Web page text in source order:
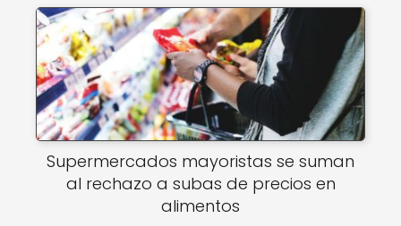
Supermercados mayoristas se suman
al rechazo a subas de precios en
alimentos